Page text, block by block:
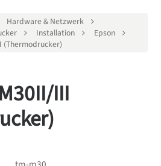
Hardware & Netzwerk
Installation
Epson
(Thermodrucker)
III